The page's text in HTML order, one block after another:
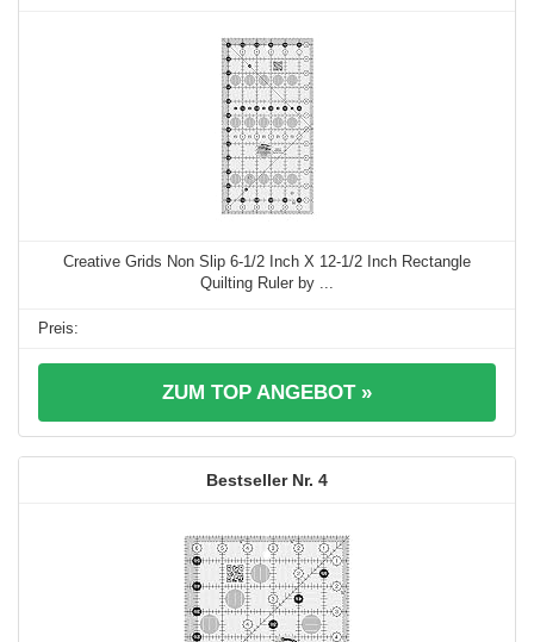
Creative Grids Non Slip 6-1/2 Inch X 12-1/2 Inch Rectangle
Quilting Ruler by ...
ZUM TOP ANGEBOT »
4